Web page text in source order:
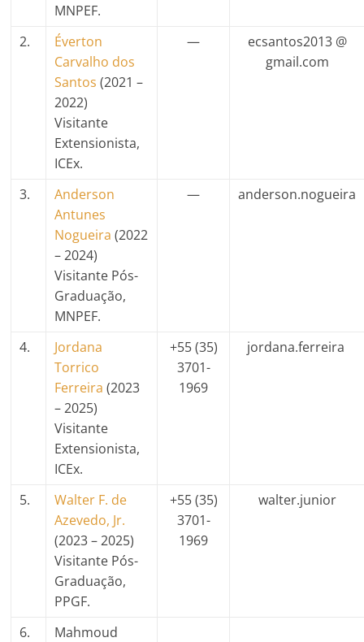
MNPEF.
2.
Éverton
Carvalho dos
Santos (2021 –
2022)
Visitante
Extensionista,
ICEx.
—
ecsantos2013 @
gmail.com
3.
Anderson
Antunes
Nogueira (2022
– 2024)
Visitante Pós-
Graduação,
MNPEF.
— anderson.nogueira
4.
Jordana
Torrico
Ferreira (2023
– 2025)
Visitante
Extensionista,
ICEx.
+55(35)
3701-
1969
jordana.ferreira
5.
Walter F. de
Azevedo, Jr.
(2023 – 2025)
Visitante Pós-
Graduação,
PPGF.
+55(35)
3701-
1969
walter.junior
6.
Mahmoud